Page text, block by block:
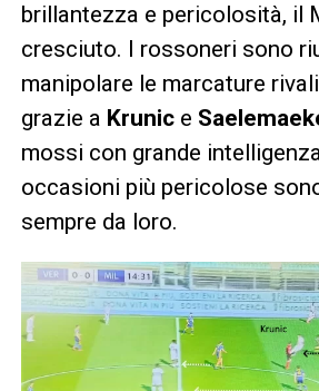
brillantezza e pericolosità, il
cresciuto. I rossoneri sono
manipolare le marcature
grazie a Krunice
mossi con grande
occasioni più pericolose
sempre da loro.